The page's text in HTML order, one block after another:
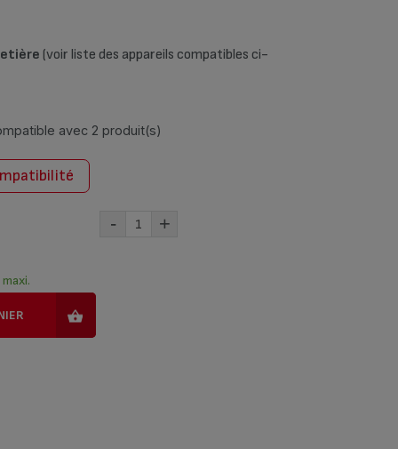
(voir liste des appareils compatibles ci-
avec 2 produit(s)
- +